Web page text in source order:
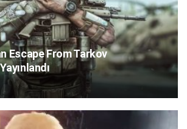
Escape From Tarkov